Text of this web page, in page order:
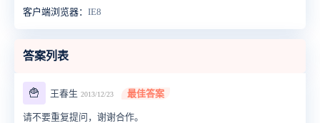
客户端浏览器： IE8
答案列表
🍟 王春生 2013/12/23 最佳答案
请不要重复提问，谢谢合作。